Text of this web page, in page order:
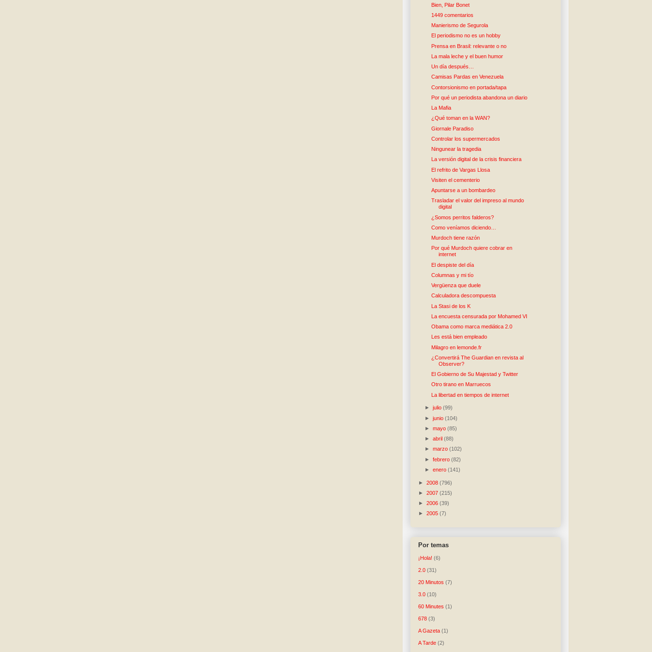
Bien, Pilar Bonet
1449 comentarios
Manierismo de Segurola
El periodismo no es un hobby
Prensa en Brasil: relevante o no
La mala leche y el buen humor
Un día después…
Camisas Pardas en Venezuela
Contorsionismo en portada/tapa
Por qué un periodista abandona un diario
La Mafia
¿Qué toman en la WAN?
Giornale Paradiso
Controlar los supermercados
Ningunear la tragedia
La versión digital de la crisis financiera
El refrito de Vargas Llosa
Visiten el cementerio
Apuntarse a un bombardeo
Trasladar el valor del impreso al mundo
digital
¿Somos perritos falderos?
Como veníamos diciendo…
Murdoch tiene razón
Por qué Murdoch quiere cobrar en
internet
El despiste del día
Columnas y mi tío
Vergüenza que duele
Calculadora descompuesta
La Stasi de los K
La encuesta censurada por Mohamed VI
Obama como marca mediática 2.0
Les está bien empleado
Milagro en lemonde.fr
¿Convertirá The Guardian en revista al
Observer?
El Gobierno de Su Majestad y Twitter
Otro tirano en Marruecos
La libertad en tiempos de internet
►julio(99)
►junio(104)
►mayo(85)
►abril(88)
►marzo(102)
►febrero(82)
►enero(141)
► 2008 (796)
► 2007 (215)
► 2006 (39)
► 2005 (7)
Por temas
¡Hola! (6)
2.0 (31)
20 Minutos (7)
3.0 (10)
60 Minutes (1)
678 (3)
A Gazeta (1)
A Tarde (2)